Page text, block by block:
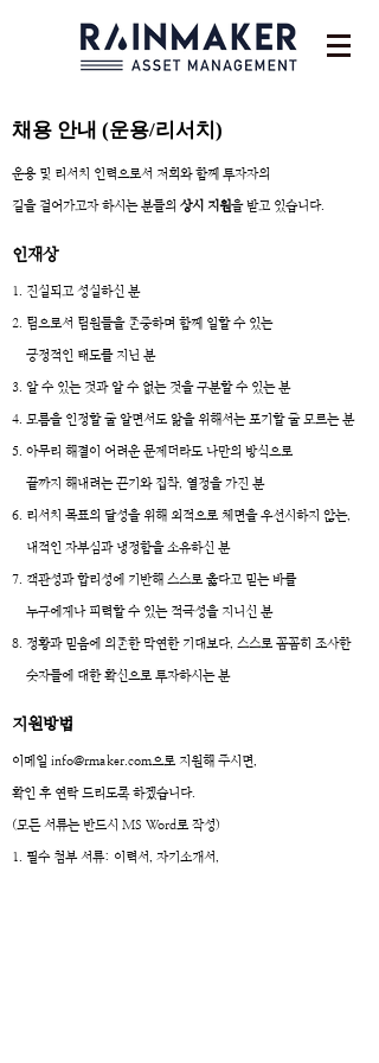
채용 안내 (운용/리서치)
운용 및 리서치 인력으로서 저희와 함께 투자자의
길을 걸어가고자 하시는 분들의 상시 지원을 받고 있습니다.
인재상
1. 진실되고 성실하신 분
2. 팀으로서 팀원들을 존중하며 함께 일할 수 있는
긍정적인 태도를 지닌 분
3. 알 수 있는 것과 알 수 없는 것을 구분할 수 있는 분
4. 모름을 인정할 줄 알면서도 앎을 위해서는 포기할 줄 모르는 분
5. 아무리 해결이 어려운 문제더라도 나만의 방식으로
끝까지 해내려는 끈기와 집착, 열정을 가진 분
6. 리서치 목표의 달성을 위해 외적으로 체면을 우선시하지 않는,
내적인 자부심과 냉정함을 소유하신 분
7. 객관성과 합리성에 기반해 스스로 옳다고 믿는 바를
누구에게나 피력할 수 있는 적극성을 지니신 분
8. 정황과 믿음에 의존한 막연한 기대보다, 스스로 꼼꼼히 조사한
숫자들에 대한 확신으로 투자하시는 분
지원방법
이메일 info@rmaker.com으로 지원해 주시면,
확인 후 연락 드리도록 하겠습니다.
(모든 서류는 반드시 MS Word로 작성)
1. 필수 첨부 서류: 이력서, 자기소개서,